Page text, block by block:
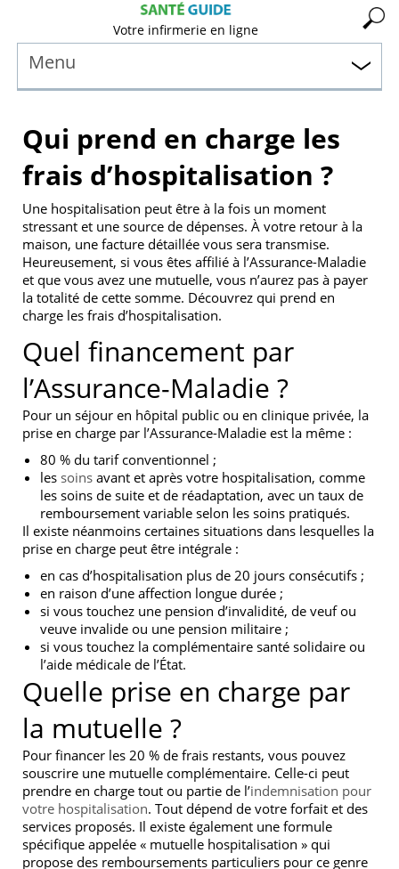
Votre infirmerie en ligne
Menu
Qui prend en charge les
frais d’hospitalisation ?
Une hospitalisation peut être à la fois un moment
stressant et une source de dépenses. À votre retour à la
maison, une facture détaillée vous sera transmise.
Heureusement, si vous êtes affilié à l’Assurance-Maladie
et que vous avez une mutuelle, vous n’aurez pas à payer
la totalité de cette somme. Découvrez qui prend en
charge les frais d’hospitalisation.
Quel financement par
l’Assurance-Maladie ?
Pour un séjour en hôpital public ou en clinique privée, la
prise en charge par l’Assurance-Maladie est la même :
80 % du tarif conventionnel ;
les soins avant et après votre hospitalisation, comme
les soins de suite et de réadaptation, avec un taux de
remboursement variable selon les soins pratiqués.
Il existe néanmoins certaines situations dans lesquelles la
prise en charge peut être intégrale :
en cas d’hospitalisation plus de 20 jours consécutifs ;
en raison d’une affection longue durée ;
si vous touchez une pension d’invalidité, de veuf ou
veuve invalide ou une pension militaire ;
si vous touchez la complémentaire santé solidaire ou
l’aide médicale de l’État.
Quelle prise en charge par
la mutuelle ?
Pour financer les 20 % de frais restants, vous pouvez
souscrire une mutuelle complémentaire. Celle-ci peut
prendre en charge tout ou partie de l’indemnisation pour
votre hospitalisation. Tout dépend de votre forfait et des
services proposés. Il existe également une formule
spécifique appelée « mutuelle hospitalisation » qui
propose des remboursements particuliers pour ce genre